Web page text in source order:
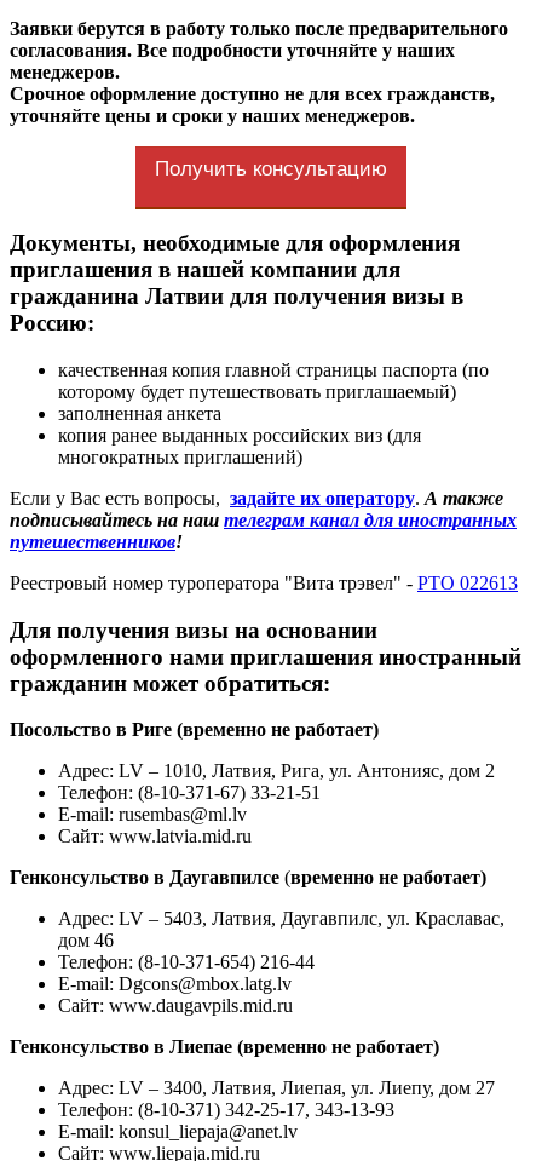
Заявки берутся в работу только после предварительного
согласования. Все подробности уточняйте у наших
менеджеров.
Срочное оформление доступно не для всех гражданств,
уточняйте цены и сроки у наших менеджеров.
Получить консультацию
Документы, необходимые для оформления
приглашения в нашей компании для
гражданина Латвии для получения визы в
Россию:
качественная копия главной страницы паспорта (по
которому будет путешествовать приглашаемый)
заполненная анкета
копия ранее выданных российских виз (для
многократных приглашений)
Если у Вас есть вопросы, задайте их оператору. А также
подписывайтесь на наш телеграм канал для иностранных
путешественников!
Реестровый номер туроператора "Вита трэвел" - РТО 022613
Для получения визы на основании
оформленного нами приглашения иностранный
гражданин может обратиться:
Посольство в Риге (временно не работает)
Адрес: LV – 1010, Латвия, Рига, ул. Антонияс, дом 2
Телефон: (8-10-371-67) 33-21-51
E-mail: rusembas@ml.lv
Сайт: www.latvia.mid.ru
Генконсульство в Даугавпилсе (временно не работает)
Адрес: LV – 5403, Латвия, Даугавпилс, ул. Краславас,
дом 46
Телефон: (8-10-371-654) 216-44
E-mail: Dgcons@mbox.latg.lv
Сайт: www.daugavpils.mid.ru
Генконсульство в Лиепае (временно не работает)
Адрес: LV – 3400, Латвия, Лиепая, ул. Лиепу, дом 27
Телефон: (8-10-371) 342-25-17, 343-13-93
E-mail: konsul_liepaja@anet.lv
Сайт: www.liepaja.mid.ru